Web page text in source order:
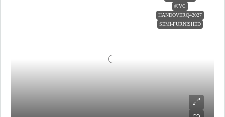
#JVC
HANDOVERQ42027
SEMI-FURNISHED